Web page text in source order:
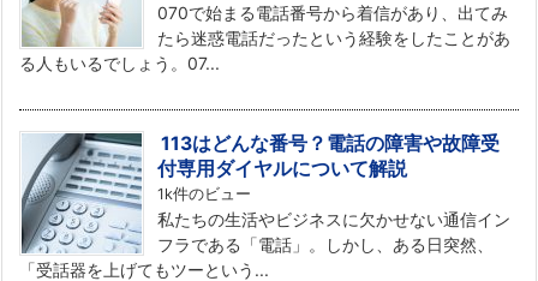
070で始まる電話番号から着信があり、出てみ
たら迷惑電話だったという経験をしたことがあ
る人もいるでしょう。07...
113はどんな番号？電話の障害や故障受
付専用ダイヤルについて解説
1k件のビュー
私たちの生活やビジネスに欠かせない通信イン
フラである「電話」。しかし、ある日突然、
「受話器を上げてもツーという...